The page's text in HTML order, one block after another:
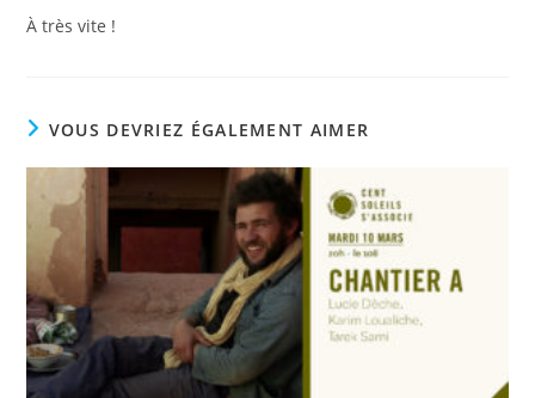
À très vite !
VOUS DEVRIEZ ÉGALEMENT AIMER